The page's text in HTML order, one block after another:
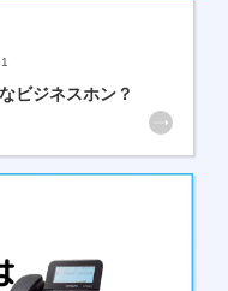
ビジネスホン？